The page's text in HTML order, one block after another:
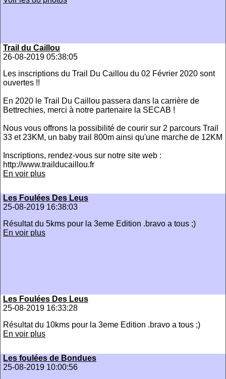
Trail du Caillou
26-08-2019 05:38:05
Les inscriptions du Trail Du Caillou du 02 Février 2020 sont
ouvertes !!
En 2020 le Trail Du Caillou passera dans la carrière de
Bettrechies, merci à notre partenaire la SECAB !
Nous vous offrons la possibilité de courir sur 2 parcours Trail
33 et 23KM, un baby trail 800m ainsi qu'une marche de 12KM
Inscriptions, rendez-vous sur notre site web :
http://www.trailducaillou.fr
En voir plus
Les Foulées Des Leus
25-08-2019 16:38:03
Résultat du 5kms pour la 3eme Edition .bravo a tous ;)
En voir plus
Les Foulées Des Leus
25-08-2019 16:33:28
Résultat du 10kms pour la 3eme Edition .bravo a tous ;)
En voir plus
Les foulées de Bondues
25-08-2019 10:00:56